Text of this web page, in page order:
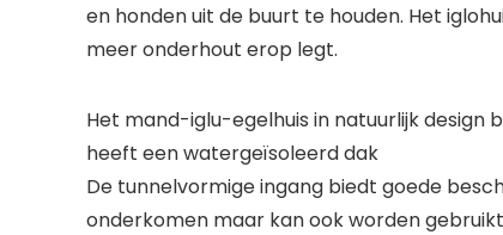
en honden uit de buurt te houden. Het
meer onderhout erop legt.
Het mand-iglu-egelhuis in natuurlijk design
heeft een watergeïsoleerd dak
De tunnelvormige ingang biedt goede
onderkomen maar kan ook worden